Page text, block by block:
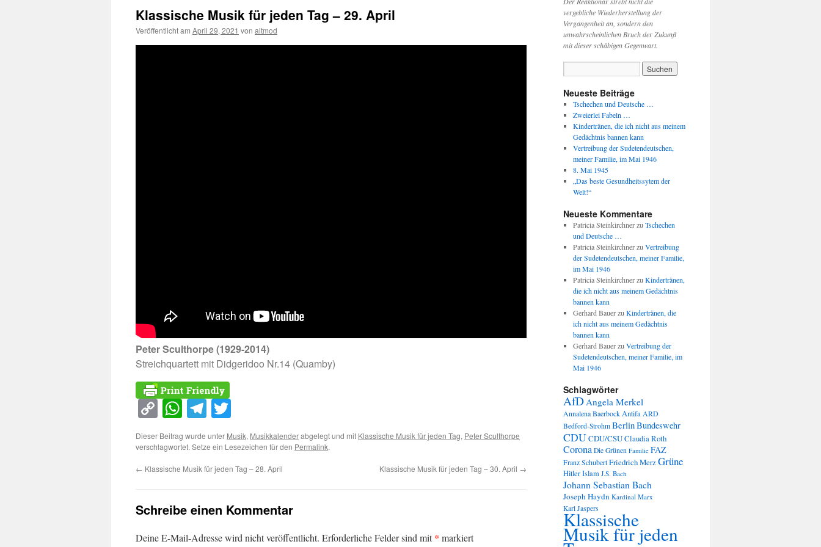
Klassische Musik für jeden Tag – 29. April
Veröffentlicht am April 29, 2021 von altmod
Peter Sculthorpe (1929-2014)
Streichquartett mit Didgeridoo Nr.14 (Quamby)
Copy
Link
WhatsApp
Telegram
Dieser Beitrag wurde unter Musik, Musikkalenderabgelegt und mit Klassische Musik für jeden Tag, Peter Sculthorpe
verschlagwortet. Setze ein Lesezeichen für den Permalink.
← Klassische Musik für jeden Tag – 28. April Klassische Musik für jeden Tag – 30. April →
Schreibe einen Kommentar
Deine E-Mail-Adresse wird nicht veröffentlicht. Erforderliche Felder sind mit* markiert
vergebliche Wiederherstellung der
Vergangenheit an, sondern den
unwahrscheinlichen Bruch der Zukunft
mit dieser schäbigen Gegenwart.
Neueste Beiträge
Tschechen und Deutsche …
Zweierlei Fabeln …
Kindertränen, die ich nicht aus meinem
Gedächtnis bannen kann
Vertreibung der Sudetendeutschen,
meiner Familie, im Mai 1946
8. Mai 1945
„Das beste Gesundheitssytem der
Welt!“
Neueste Kommentare
Patricia Steinkirchnerzu Tschechen
und Deutsche …
Patricia Steinkirchnerzu Vertreibung
der Sudetendeutschen, meiner Familie,
im Mai 1946
Patricia Steinkirchnerzu Kindertränen,
die ich nicht aus meinem Gedächtnis
bannen kann
Gerhard Bauerzu Kindertränen, die
ich nicht aus meinem Gedächtnis
bannen kann
Gerhard Bauerzu Vertreibung der
Sudetendeutschen, meiner Familie, im
Mai 1946
Schlagwörter
AfDAngela Merkel
Annalena BaerbockAntifa ARD
Bedford-Strohm BerlinBundeswehr
CDUCDU/CSUClaudia Roth
Corona Die Grünen Familie FAZ
Franz SchubertFriedrich MerzGrüne
HitlerIslam J.S. Bach
Johann Sebastian Bach
Joseph Haydn Kardinal Marx
Karl Jaspers
Klassische
Musik für jeden